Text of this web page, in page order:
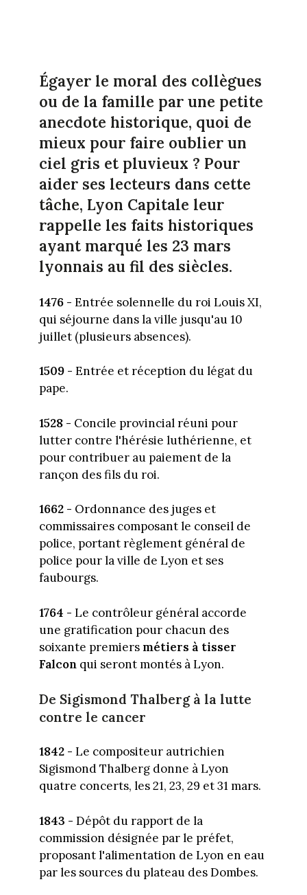
Égayer le moral des collègues
ou de la famille par une petite
anecdote historique, quoi de
mieux pour faire oublier un
ciel gris et pluvieux ? Pour
aider ses lecteurs dans cette
tâche, Lyon Capitale leur
rappelle les faits historiques
ayant marqué les 23 mars
lyonnais au fil des siècles.
1476 - Entrée solennelle du roi Louis XI,
qui séjourne dans la ville jusqu'au 10
juillet (plusieurs absences).
1509 - Entrée et réception du légat du
pape.
1528 - Concile provincial réuni pour
lutter contre l'hérésie luthérienne, et
pour contribuer au paiement de la
rançon des fils du roi.
1662 - Ordonnance des juges et
commissaires composant le conseil de
police, portant règlement général de
police pour la ville de Lyon et ses
faubourgs.
1764 - Le contrôleur général accorde
une gratification pour chacun des
soixante premiers métiers à tisser
Falconqui seront montés à Lyon.
De Sigismond Thalberg à la lutte
contre le cancer
1842 - Le compositeur autrichien
Sigismond Thalberg donne à Lyon
quatre concerts, les 21, 23, 29 et 31 mars.
1843 - Dépôt du rapport de la
commission désignée par le préfet,
proposant l'alimentation de Lyon en eau
par les sources du plateau des Dombes.